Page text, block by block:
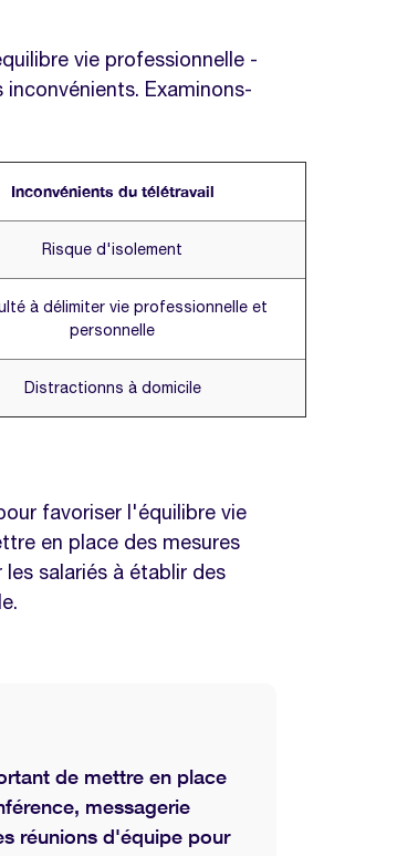
vie professionnelle -
Examinons-
Inconvénients du télétravail
Risque d'isolement
à délimiter vie professionnelle et
personnelle
Distractionns à domicile
favoriser l'équilibre vie
en place des mesures
salariés à établir des
de mettre en place
messagerie
réunions d'équipe pour